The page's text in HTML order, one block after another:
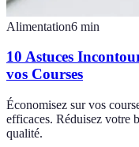
Alimentation6 min
10 Astuces
vos Courses
Économisez sur vos
efficaces. Réduisez votre
qualité.